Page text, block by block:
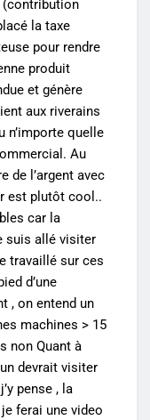
(contribution
la taxe
pour rendre
produit
et génère
aux riverains
n’importe quelle
Au
de l’argent avec
est plutôt cool..
car la
suis allé visiter
travaillé sur ces
d’une
, on entend un
machines > 15
non Quant à
devrait visiter
pense , la
ferai une video